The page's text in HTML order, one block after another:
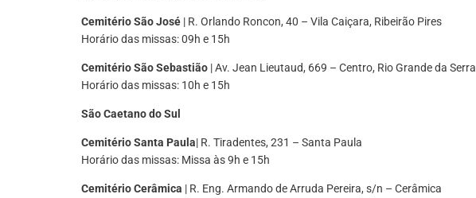
Cemitério São José | R. Orlando Roncon, 40 – Vila Caiçara, Ribeirão Pires
Horário das missas: 09h e 15h
Cemitério São Sebastião | Av. Jean Lieutaud, 669 – Centro, Rio Grande da Serra
Horário das missas: 10h e 15h
São Caetano do Sul
Cemitério Santa Paula| R. Tiradentes, 231 – Santa Paula
Horário das missas: Missa às 9h e 15h
Cemitério Cerâmica | R. Eng. Armando de Arruda Pereira, s/n – Cerâmica